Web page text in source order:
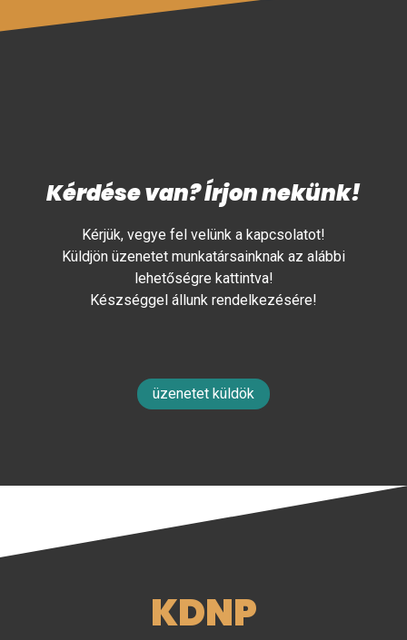
Kérdése van? Írjon nekünk!
Kérjük, vegye fel velünk a kapcsolatot!
Küldjön üzenetet munkatársainknak az alábbi
lehetőségre kattintva!
Készséggel állunk rendelkezésére!
üzenetet küldök
KDNP